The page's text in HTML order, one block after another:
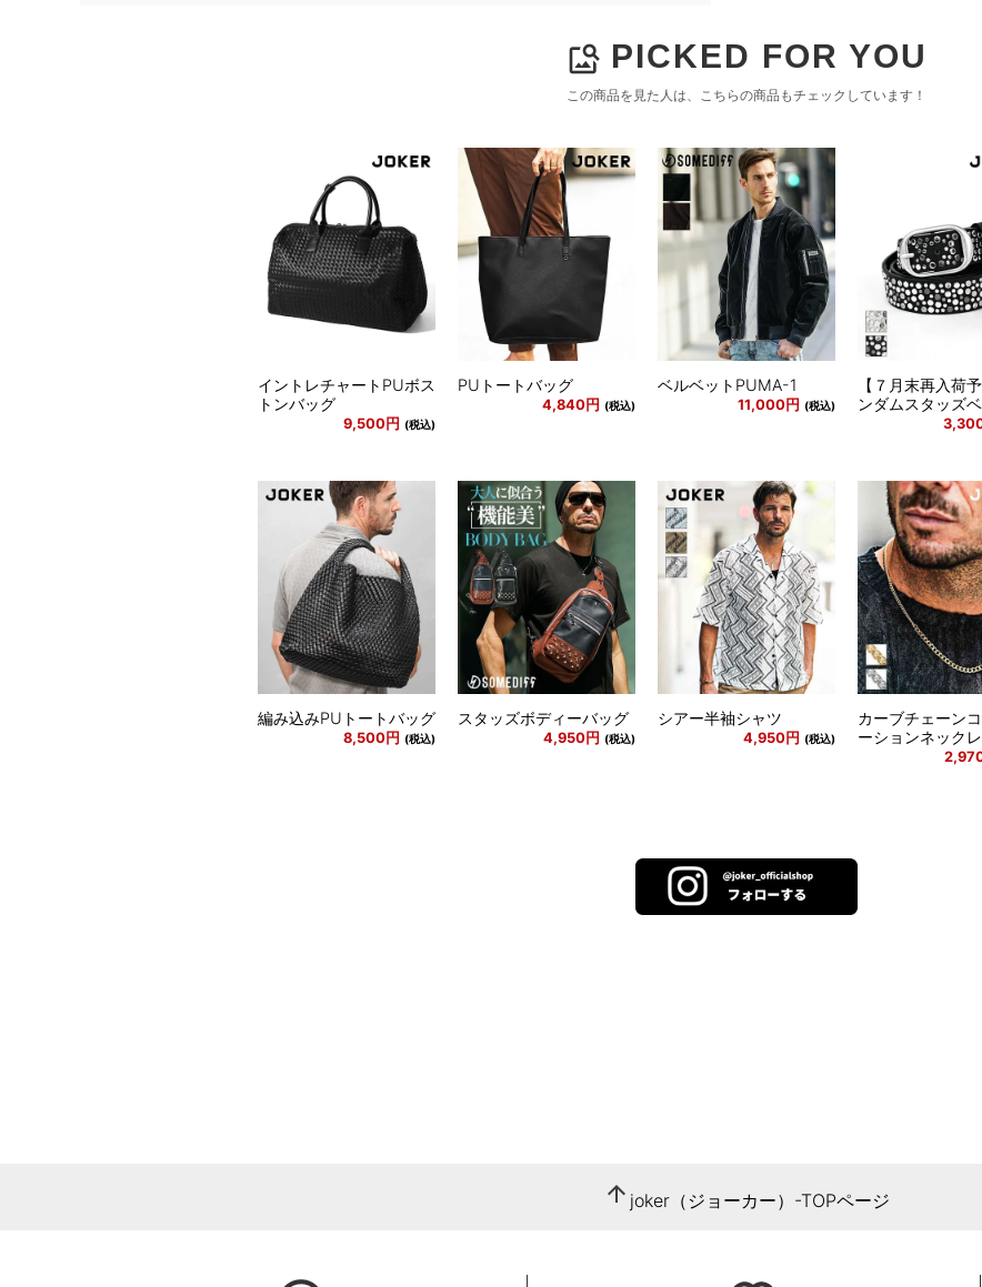
image_search PICKED FOR YOU
この商品を見た人は、こちらの商品もチェックしています！
イントレチャートPUボス
トンバッグ
9,500円 (税込)
PUトートバッグ
4,840円 (税込)
ベルベットPUMA-1
11,000円 (税込)
【７月末再入荷
ンダムスタッズ
編み込みPUトートバッグ
8,500円 (税込)
スタッズボディーバッグ
4,950円 (税込)
シアー半袖シャツ
4,950円 (税込)
カーブチェーン
ーションネック
arrow_upward joker（ジョーカー）-TOPページ